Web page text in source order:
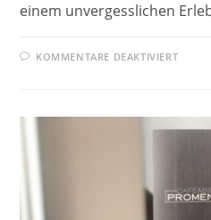
einem unvergesslichen
KOMMENTARE DEAKTIVIERT